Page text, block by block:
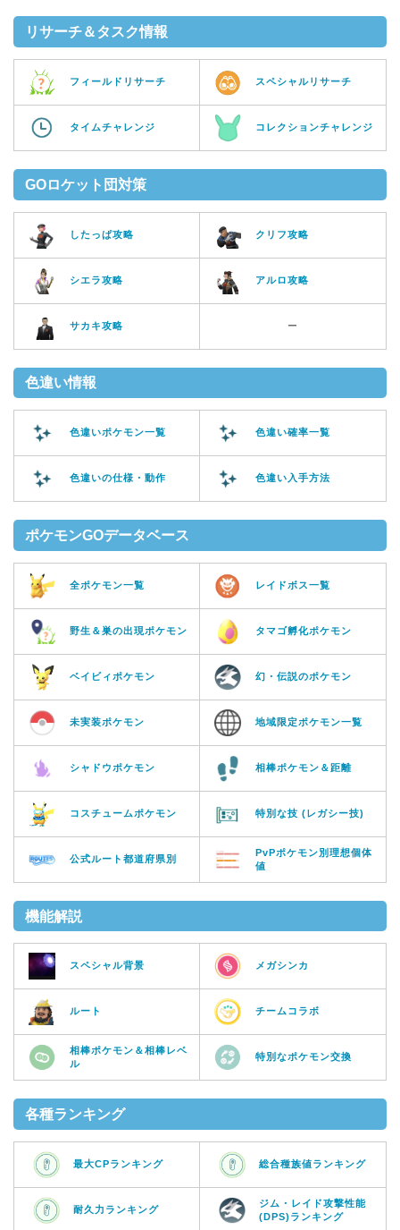
リサーチ＆タスク情報
フィールドリサーチ スペシャルリサーチ
タイムチャレンジ コレクションチャレンジ
GOロケット団対策
したっぱ攻略 クリフ攻略
シエラ攻略 アルロ攻略
サカキ攻略 ー
色違い情報
色違いポケモン一覧 色違い確率一覧
色違いの仕様・動作 色違い入手方法
ポケモンGOデータベース
全ポケモン一覧 レイドボス一覧
野生＆巣の出現ポケモン タマゴ孵化ポケモン
ベイビィポケモン 幻・伝説のポケモン
未実装ポケモン 地域限定ポケモン一覧
シャドウポケモン 相棒ポケモン＆距離
コスチュームポケモン 特別な技 (レガシー技)
公式ルート都道府県別
PvPポケモン別理想個体
値
機能解説
スペシャル背景 メガシンカ
ルート チームコラボ
相棒ポケモン＆相棒レベ
ル
特別なポケモン交換
各種ランキング
最大CPランキング 総合種族値ランキング
耐久力ランキング
ジム・レイド攻撃性能
(DPS)ランキング